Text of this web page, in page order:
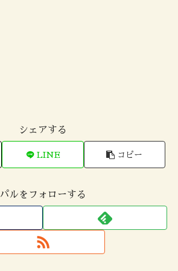
シェアする
LINE コピー
パルをフォローする